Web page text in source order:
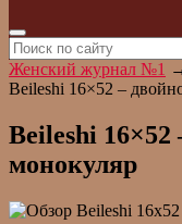
Женский журнал №1
Beileshi 16×52 –
Beileshi 16×52
монокуляр